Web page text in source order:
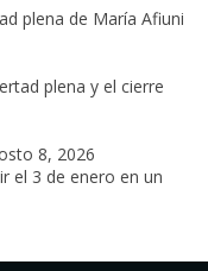
plena de María Afiuni
plena y el cierre
8, 2026
el 3 de enero en un